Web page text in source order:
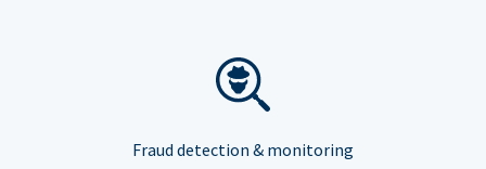
Fraud detection & monitoring